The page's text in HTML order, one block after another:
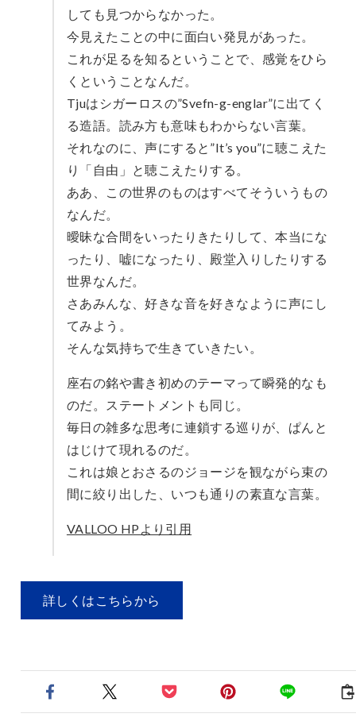
しても見つからなかった。
今見えたことの中に面白い発見があった。
これが足るを知るということで、感覚をひら
くということなんだ。
Tjuはシガーロスの”Svefn-g-englar”に出てく
る造語。読み方も意味もわからない言葉。
それなのに、声にすると”It’s you”に聴こえた
り「自由」と聴こえたりする。
ああ、この世界のものはすべてそういうもの
なんだ。
曖昧な合間をいったりきたりして、本当にな
ったり、嘘になったり、殿堂入りしたりする
世界なんだ。
さあみんな、好きな音を好きなように声にし
てみよう。
そんな気持ちで生きていきたい。
座右の銘や書き初めのテーマって瞬発的なも
のだ。ステートメントも同じ。
毎日の雑多な思考に連鎖する巡りが、ぱんと
はじけて現れるのだ。
これは娘とおさるのジョージを観ながら束の
間に絞り出した、いつも通りの素直な言葉。
VALLOO HPより引用
詳しくはこちらから